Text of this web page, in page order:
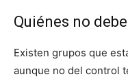
Quiénes no
Existen grupos que
aunque no del control